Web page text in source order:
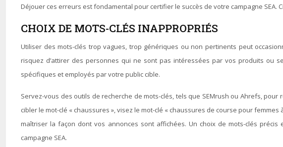
Déjouer ces erreurs est fondamental pour certifier le succès de votre campagne SEA.
CHOIX DE MOTS-CLÉS INAPPROPRIÉS
Utiliser des mots-clés trop vagues, trop génériques ou non pertinents peut
risquez d’attirer des personnes qui ne sont pas intéressées par vos produits ou
spécifiques et employés par votre public cible.
Servez-vous des outils de recherche de mots-clés, tels que SEMrush ou Ahrefs,
cibler le mot-clé « chaussures », visez le mot-clé « chaussures de course pour
maîtriser la façon dont vos annonces sont affichées. Un choix de mots-clés
campagne SEA.